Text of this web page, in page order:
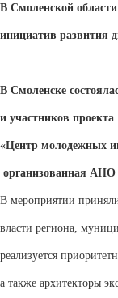
В Смоленской области
инициатив развития
В Смоленске
и участников проекта
«Центр молодежных
организованная АНО
В мероприятии
власти региона,
реализуется
а также архитекторы